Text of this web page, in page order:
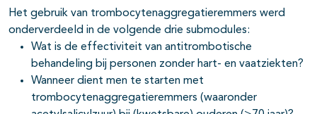
open- en dichtklappen
Het gebruik van trombocytenaggregatieremmers werd
onderverdeeld in de volgende drie submodules:
Wat is de effectiviteit van antitrombotische
behandeling bij personen zonder hart- en vaatziekten?
Wanneer dient men te starten met
trombocytenaggregatieremmers (waaronder